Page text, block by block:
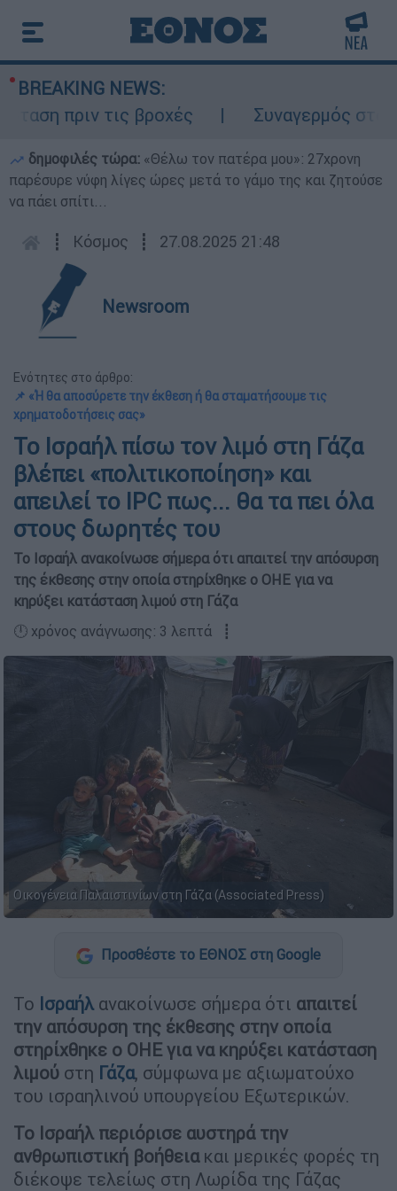
BREAKING NEWS:
πριν τις βροχές
Συναγερμός στον
δημοφιλές τώρα: «Θέλω τον πατέρα μου»: 27χρονη
παρέσυρε νύφη λίγες ώρες μετά το γάμο της και ζητούσε
να πάει σπίτι...
┋ Κόσμος ┋ 27.08.2025 21:48
Newsroom
Ενότητες στο άρθρο:
📌 «Ή θα αποσύρετε την έκθεση ή θα σταματήσουμε τις
χρηματοδοτήσεις σας»
Το Ισραήλ πίσω τον λιμό στη Γάζα
βλέπει «πολιτικοποίηση» και
απειλεί το IPC πως... θα τα πει όλα
στους δωρητές του
Το Ισραήλ ανακοίνωσε σήμερα ότι απαιτεί την απόσυρση
της έκθεσης στην οποία στηρίχθηκε ο ΟΗΕ για να
κηρύξει κατάσταση λιμού στη Γάζα
🕛 χρόνος ανάγνωσης: 3 λεπτά ┋
Οικογένεια Παλαιστινίων στη Γάζα (Associated Press)
Προσθέστε το ΕΘΝΟΣ στη Google
Το Ισραήλ ανακοίνωσε σήμερα ότι απαιτεί
την απόσυρση της έκθεσης στην οποία
στηρίχθηκε ο ΟΗΕ για να κηρύξει κατάσταση
λιμού στη Γάζα, σύμφωνα με αξιωματούχο
του ισραηλινού υπουργείου Εξωτερικών.
Το Ισραήλ περιόρισε αυστηρά την
ανθρωπιστική βοήθειακαι μερικές φορές τη
διέκοψε τελείως στη Λωρίδα της Γάζας